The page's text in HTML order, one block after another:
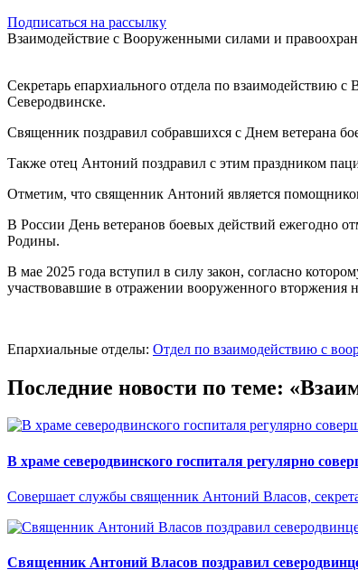
Подписаться на рассылку
Взаимодействие с Вооруженными силами и
Секретарь епархиального отдела по взаимодействию
Северодвинске.
Священник поздравил собравшихся с Днем ветерана
Также отец Антоний поздравил с этим праздником
Отметим, что священник Антоний является
В России День ветеранов боевых действий ежегодно
Родины.
В мае 2025 года вступил в силу закон, согласно
участвовавшие в отражении вооруженного вторжения
Епархиальные отделы: Отдел по взаимодействию с
Последние новости по теме:
В храме северодвинского госпиталя регулярно
Совершает службы священник Антоний Власов,
Священник Антоний Власов поздравил